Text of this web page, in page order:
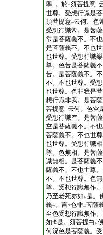
學一。於二須菩提意一
世尊。受想行識是
須菩提意一云何。色
受想行識常。是菩
常是菩薩義不。不
是菩薩義不。不也
也世尊。受想行識
尊。色苦是菩薩義
苦。是菩薩義不。
不。不也世尊。受
也世尊。色非我是
想行識非我。是菩
菩提意一云何。色空
受想行識空。是菩
空是菩薩義不。不
菩薩義不。不也世
也世尊。受想行識
尊。色無相。是菩
識無相。是菩薩義
薩義不。不也世尊
不。不也世尊。色
尊。受想行識無作
乃至老死亦如 レ是。
義一。言下色非二菩薩
至色受想行識無作
如
是。須菩提白 レ
何況色是菩薩義。